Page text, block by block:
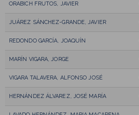
ORABICH FRUTOS, JAVIER
JUÁREZ SÁNCHEZ-GRANDE, JAVIER
REDONDO GARCÍA, JOAQUÍN
MARÍN VIGARA, JORGE
VIGARA TALAVERA, ALFONSO JOSÉ
HERNÁNDEZ ÁLVAREZ, JOSÉ MARÍA